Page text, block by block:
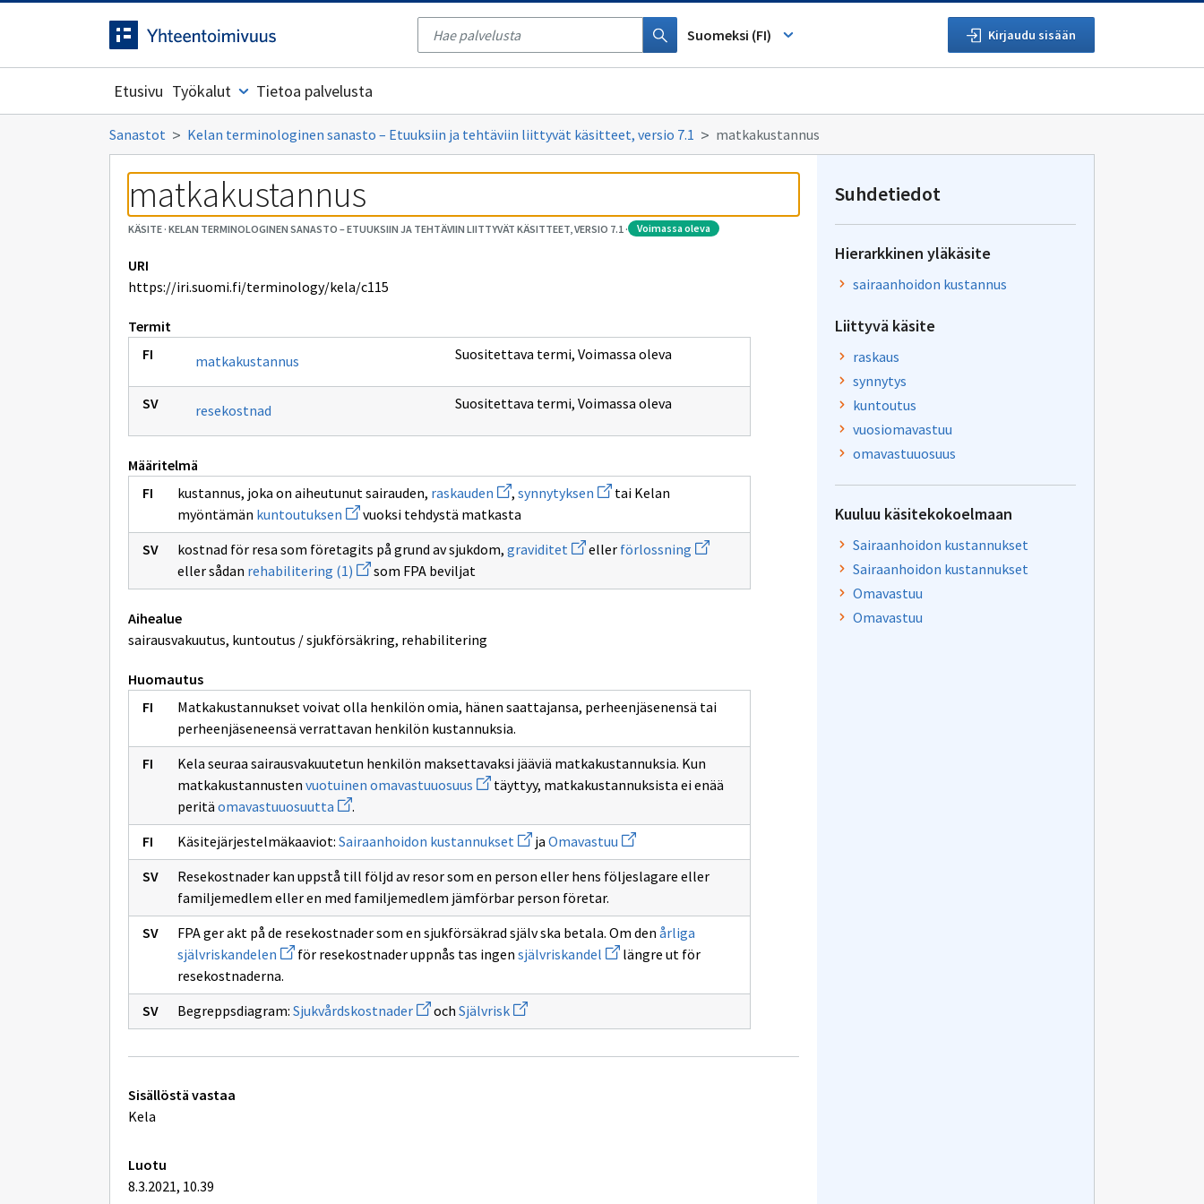
Siirrytty
Tyhjennä
haku
Suomeksi (FI) Kirjaudu sisään
Etusivu Työkalut Tietoa palvelusta
Sanastot Kelan terminologinen sanasto – Etuuksiin ja tehtäviin liittyvät käsitteet, versio 7.1 matkakustannus
matkakustannus
KÄSITE· KELAN TERMINOLOGINEN SANASTO – ETUUKSIIN JA TEHTÄVIIN LIITTYVÄT KÄSITTEET, VERSIO 7.1 · voimassa oleva
URI
https://iri.suomi.fi/terminology/kela/c115
Termit
matkakustannus
Suositettava termi, Voimassa oleva
resekostnad Suositettava termi, Voimassa oleva
Määritelmä
kustannus, joka on aiheutunut sairauden, raskauden Avaa
uuden
ikkunan
sivulle
raskauden
, synnytyksen Avaa
uuden
sivulle
synnytyksen
tai Kelan
myöntämän kuntoutuksen Avaa
uuden
ikkunan
sivulle
kuntoutuksen
vuoksi tehdystä matkasta
kostnad för resa som företagits på grund av sjukdom, graviditet Avaa
uuden
sivulle
eller förlossning Avaa
uuden
sivulle
eller sådan rehabilitering (1) Avaa
uuden
ikkunan
(1)
som FPA beviljat
Aihealue
sairausvakuutus, kuntoutus / sjukförsäkring, rehabilitering
Huomautus
Matkakustannukset voivat olla henkilön omia, hänen saattajansa, perheenjäsenensä tai
perheenjäseneensä verrattavan henkilön kustannuksia.
Kela seuraa sairausvakuutetun henkilön maksettavaksi jääviä matkakustannuksia. Kun
matkakustannusten vuotuinen omavastuuosuus Avaa
uuden
sivulle
vuotuinen
omavastuuosuus
täyttyy, matkakustannuksista ei enää
peritä omavastuuosuutta Avaa
uuden
ikkunan
sivulle
omavastuuosuutta
.
Käsitejärjestelmäkaaviot: Sairaanhoidon kustannukset Avaa
uuden
ikkunan
sivulle
Sairaanhoidon
kustannukset
ja Omavastuu Avaa
uuden
ikkunan
sivulle
Resekostnader kan uppstå till följd av resor som en person eller hens följeslagare eller
familjemedlem eller en med familjemedlem jämförbar person företar.
FPA ger akt på de resekostnader som en sjukförsäkrad själv ska betala. Om den årliga
självriskandelen Avaa
uuden
ikkunan
sivulle
årliga
självriskandelen
för resekostnader uppnås tas ingen självriskandel Avaa
uuden
sivulle
längre ut för
resekostnaderna.
Begreppsdiagram: SjukvårdskostnaderAvaa
uuden
ikkunan
och SjälvriskAvaa
uuden
ikkunan
Tekniset
lisätiedot
Sisällöstä vastaa
Kela
Luotu
8.3.2021, 10.39
Suhdetiedot
Hierarkkinen yläkäsite
sairaanhoidon kustannus
Liittyvä käsite
raskaus
synnytys
kuntoutus
vuosiomavastuu
omavastuuosuus
Kuuluu käsitekokoelmaan
Sairaanhoidon kustannukset
Sairaanhoidon kustannukset
Omavastuu
Omavastuu